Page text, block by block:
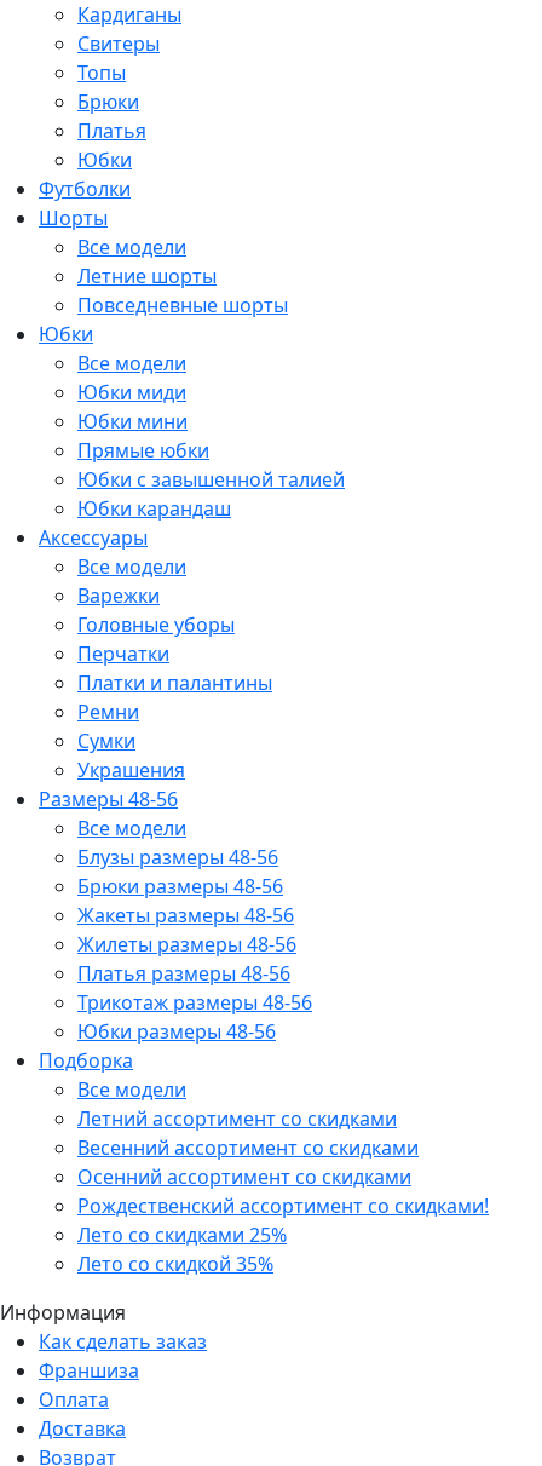
Кардиганы
Свитеры
Топы
Брюки
Платья
Юбки
Футболки
Шорты
Все модели
Летние шорты
Повседневные шорты
Юбки
Все модели
Юбки миди
Юбки мини
Прямые юбки
Юбки с завышенной талией
Юбки карандаш
Аксессуары
Все модели
Варежки
Головные уборы
Перчатки
Платки и палантины
Ремни
Сумки
Украшения
Размеры 48-56
Все модели
Блузы размеры 48-56
Брюки размеры 48-56
Жакеты размеры 48-56
Жилеты размеры 48-56
Платья размеры 48-56
Трикотаж размеры 48-56
Юбки размеры 48-56
Подборка
Все модели
Летний ассортимент со скидками
Весенний ассортимент со скидками
Осенний ассортимент со скидками
Рождественский ассортимент со скидками!
Лето со скидками 25%
Лето со скидкой 35%
Информация
Как сделать заказ
Франшиза
Оплата
Доставка
Возврат